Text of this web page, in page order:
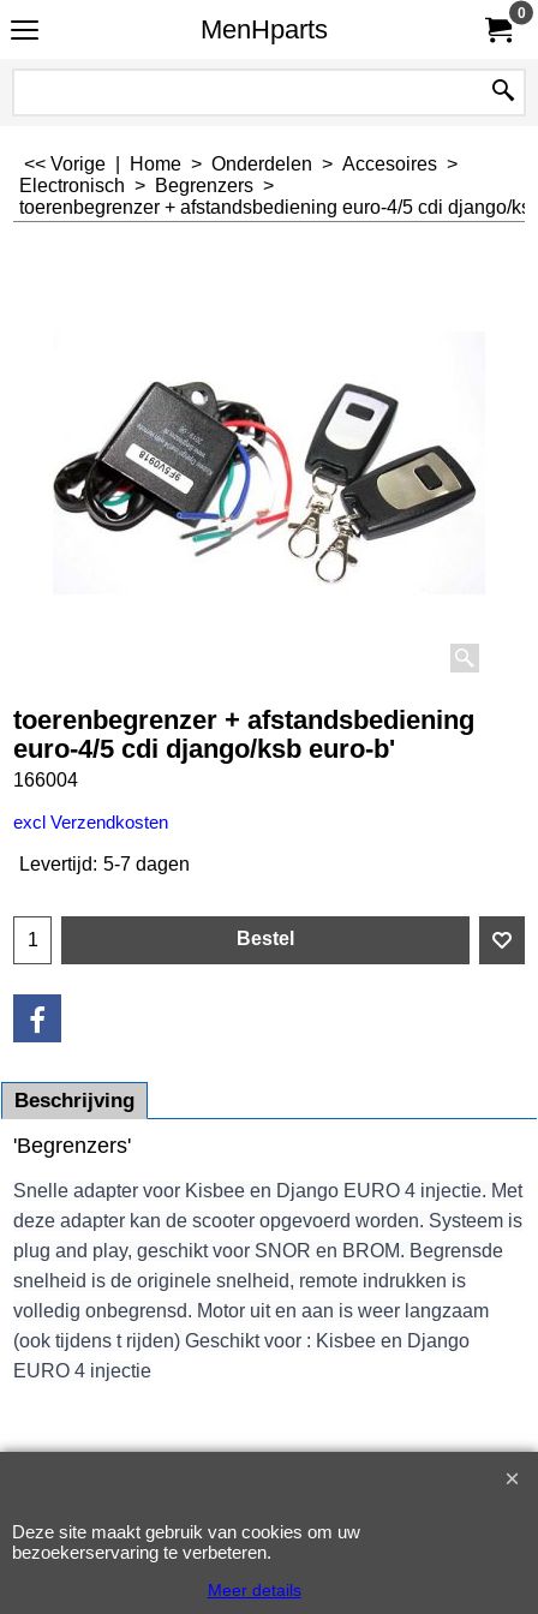
MenHparts
0
<< Vorige Home > Onderdelen > Accesoires >
Electronisch > Begrenzers >
toerenbegrenzer + afstandsbediening euro-4/5 cdi django/
toerenbegrenzer + afstandsbediening
euro-4/5 cdi django/ksb euro-b'
166004
excl Verzendkosten
Levertijd: 5-7 dagen
Bestel
Beschrijving
'Begrenzers'
Snelle adapter voor Kisbee en Django EURO 4 injectie. Met
deze adapter kan de scooter opgevoerd worden. Systeem is
plug and play, geschikt voor SNOR en BROM. Begrensde
snelheid is de originele snelheid, remote indrukken is
volledig onbegrensd. Motor uit en aan is weer langzaam
(ook tijdens t rijden) Geschikt voor : Kisbee en Django
EURO 4 injectie
Deze site maakt gebruik van cookies om uw
bezoekerservaring te verbeteren.
Meer details